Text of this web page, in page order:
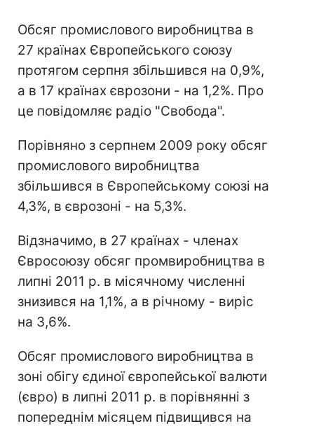
Обсяг промислового виробництва в
27 країнах Європейського союзу
протягом серпня збільшився на 0,9%,
а в 17 країнах єврозони - на 1,2%. Про
це повідомляє радіо "Свобода".
Порівняно з серпнем 2009 року обсяг
промислового виробництва
збільшився в Європейському союзі на
4,3%, в єврозоні - на 5,3%.
Відзначимо, в 27 країнах - членах
Євросоюзу обсяг промвиробництва в
липні 2011 р. в місячному численні
знизився на 1,1%, а в річному - виріс
на 3,6%.
Обсяг промислового виробництва в
зоні обігу єдиної європейської валюти
(євро) в липні 2011 р. в порівнянні з
попереднім місяцем підвищився на